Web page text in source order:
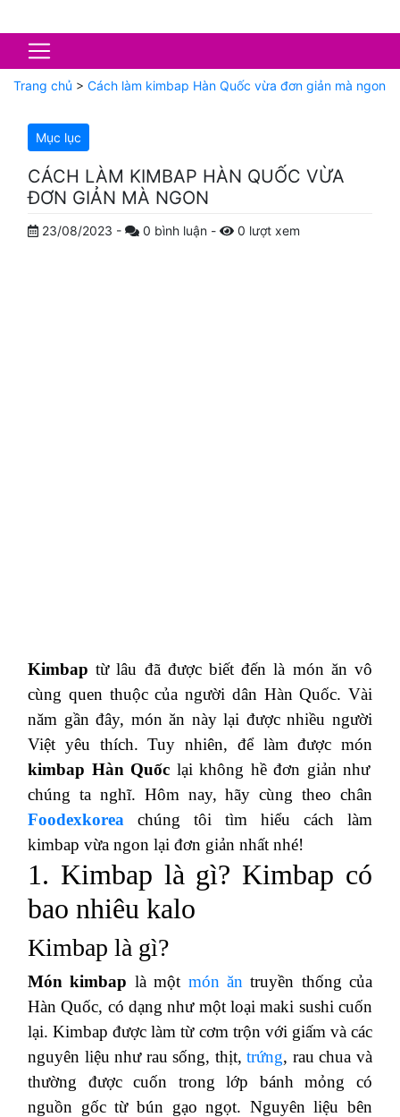
Trang chủ > Cách làm kimbap Hàn Quốc vừa đơn giản mà ngon
Mục lục
CÁCH LÀM KIMBAP HÀN QUỐC VỪA
ĐƠN GIẢN MÀ NGON
23/08/2023 - 0 bình luận - 0 lượt xem
Kimbap từ lâu đã được biết đến là món ăn vô
cùng quen thuộc của người dân Hàn Quốc. Vài
năm gần đây, món ăn này lại được nhiều người
Việt yêu thích. Tuy nhiên, để làm được món
kimbap Hàn Quốc lại không hề đơn giản như
chúng ta nghĩ. Hôm nay, hãy cùng theo chân
Foodexkorea chúng tôi tìm hiểu cách làm
kimbap vừa ngon lại đơn giản nhất nhé!
1. Kimbap là gì? Kimbap có
bao nhiêu kalo
Kimbap là gì?
Món kimbap là một món ăn truyền thống của
Hàn Quốc, có dạng như một loại maki sushi cuốn
lại. Kimbap được làm từ cơm trộn với giấm và các
nguyên liệu như rau sống, thịt,trứng, rau chua và
thường được cuốn trong lớp bánh mỏng có
nguồn gốc từ bún gạo ngọt. Nguyên liệu bên